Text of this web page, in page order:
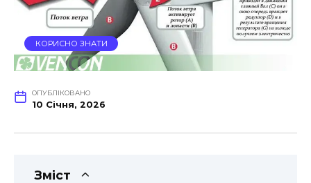
КОРИСНО ЗНАТИ
ОПУБЛІКОВАНО
10 Січня, 2026
Зміст